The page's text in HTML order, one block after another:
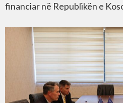
financiar në Republikën e